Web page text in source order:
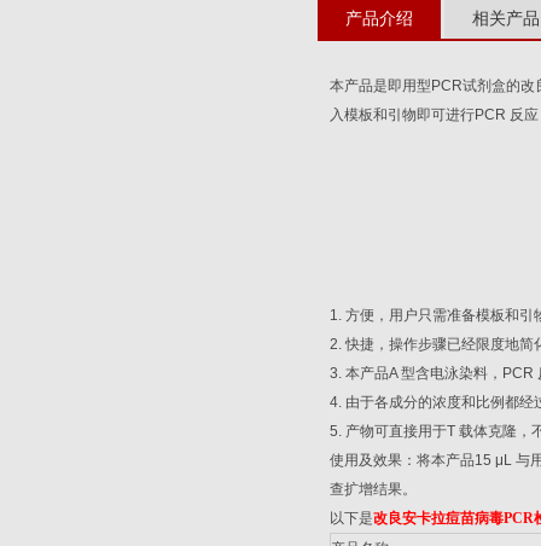
产品介绍 相关产品
本产品是即用型 PCR试剂盒的改
入模板和引物即可进行PCR 反
1. 方便，用户只需准备模板和引
2.快捷，操作步骤已经限度地简
3. 本产品A型含电泳染料， PCR
4. 由于各成分的浓度和比例都
5. 产物可直接用于T 载体克隆，
使用及效果：将本产品15 μL 与
查扩增结果。
以下是改良安卡拉痘苗病毒PCR